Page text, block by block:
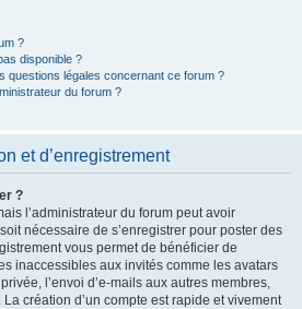
?
disponible ?
questions légales concernant ce forum ?
du forum ?
et d’enregistrement
?
l’administrateur du forum peut avoir
nécessaire de s’enregistrer pour poster des
vous permet de bénéficier de
inaccessibles aux invités comme les avatars
l’envoi d’e-mails aux autres membres,
La création d’un compte est rapide et vivement